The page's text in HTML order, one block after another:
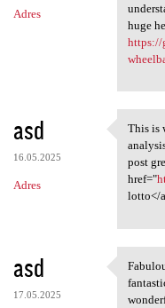
Adres
huge
https://
asd
16.05.2025
Adres
This is
This is
post
href="
lotto</
asd
17.05.2025